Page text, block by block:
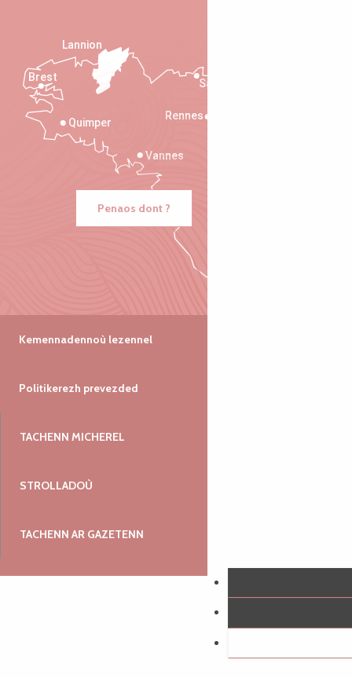
Saint-Malo
Rennes
Vannes
Quimper
Lannion
Brest
Penaos dont ?
Kemennadennoù lezennel
Politikerezh prevezded
TACHENN MICHEREL
STROLLADOÙ
TACHENN AR GAZETENN